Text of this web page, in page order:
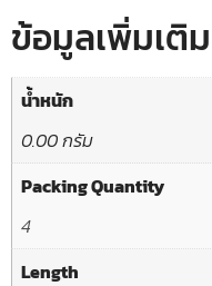
ข้อมูลเพิ่มเติม
น้ำหนัก
0.00 กรัม
Packing Quantity
4
Length